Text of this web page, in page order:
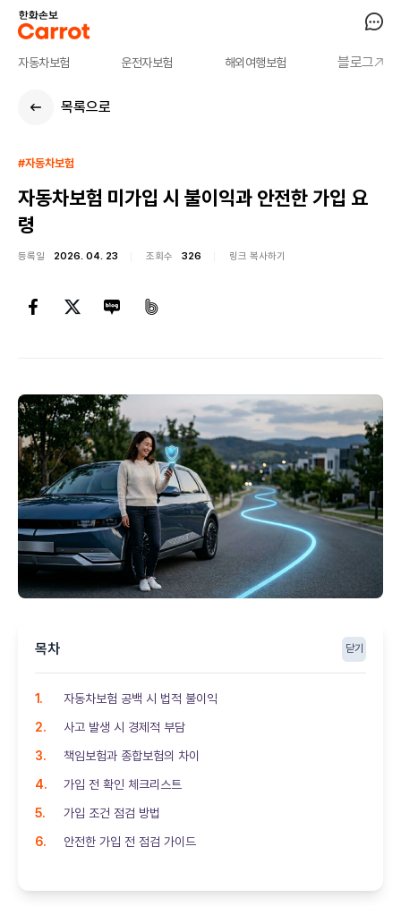
자동차보험 운전자보험 해외여행보험 블로그
목록으로
#자동차보험
자동차보험 미가입 시 불이익과 안전한 가입 요
령
등록일 2026. 04. 23 조회수 326 링크 복사하기
목차 닫기
자동차보험 공백 시 법적 불이익
사고 발생 시 경제적 부담
책임보험과 종합보험의 차이
가입 전 확인 체크리스트
가입 조건 점검 방법
안전한 가입 전 점검 가이드